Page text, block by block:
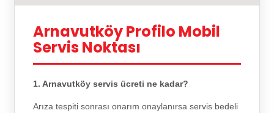
Arnavutköy Profilo Mobil
Servis Noktası
1. Arnavutköy servis ücreti ne kadar?
Arıza tespiti sonrası onarım onaylanırsa servis bedeli